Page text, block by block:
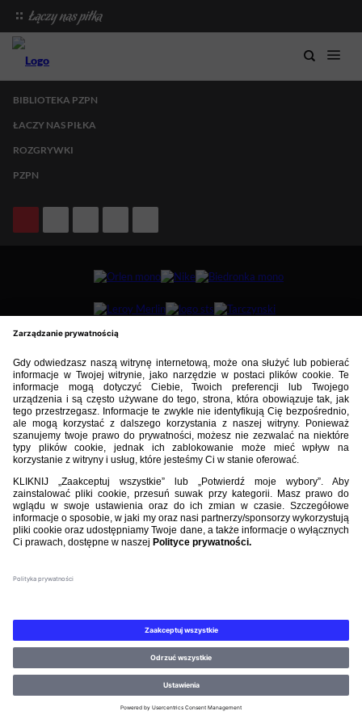
BIBLIOTEKA PZPN
ŁACZY NAS PIŁKA
ROZGRYWKI
PZPN
Nasi partnerzy
©PZPN WSZELKIE PRAWA ZASTRZEŻONE.REGULAMIN.